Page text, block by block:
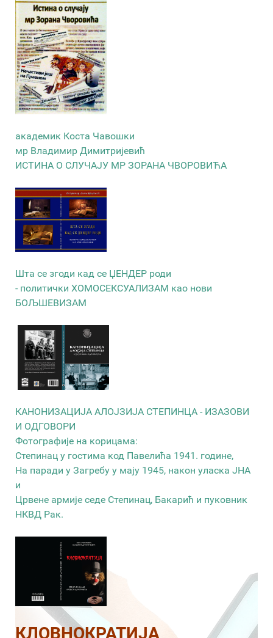
академик Коста Чавошки
мр Владимир Димитријевић
ИСТИНА О СЛУЧАЈУ МР ЗОРАНА ЧВОРОВИЋА
Шта се згоди кад се ЏЕНДЕР роди
- политички ХОМОСЕКСУАЛИЗАМ као нови
БОЉШЕВИЗАМ
КАНОНИЗАЦИЈА АЛОЈЗИЈА СТЕПИНЦА - ИЗАЗОВИ
И ОДГОВОРИ
Фотографије на корицама:
Степинац у гостима код Павелића 1941. године,
На паради у Загребу у мају 1945, након уласка ЈНА
и
Црвене армије седе Степинац, Бакарић и пуковник
НКВД Рак.
КЛОВНОКРАТИЈА